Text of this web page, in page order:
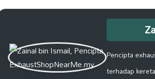
Pencipta
terhadap